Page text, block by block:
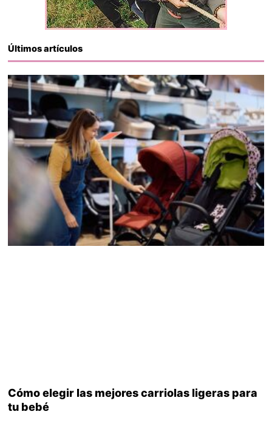
Últimos artículos
Cómo elegir las mejores carriolas ligeras para
tu bebé